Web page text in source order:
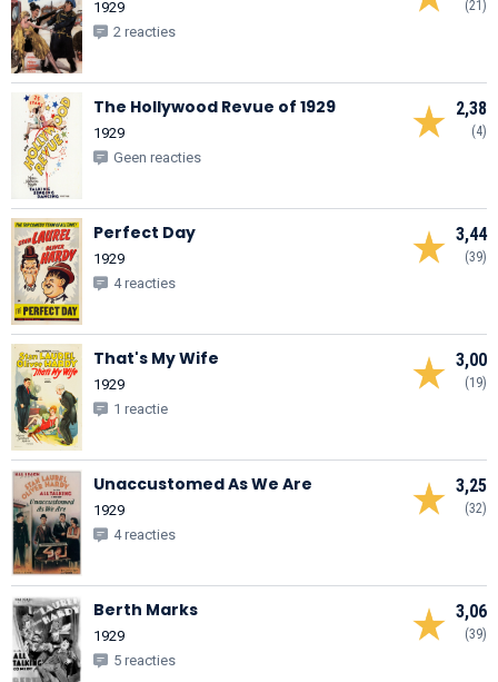
(21)
1929
2 reacties
2,38
(4)
The Hollywood Revue of 1929
1929
Geen reacties
3,44
(39)
Perfect Day
1929
4 reacties
3,00
(19)
That's My Wife
1929
1 reactie
3,25
(32)
Unaccustomed As We Are
1929
4 reacties
3,06
(39)
Berth Marks
1929
5 reacties